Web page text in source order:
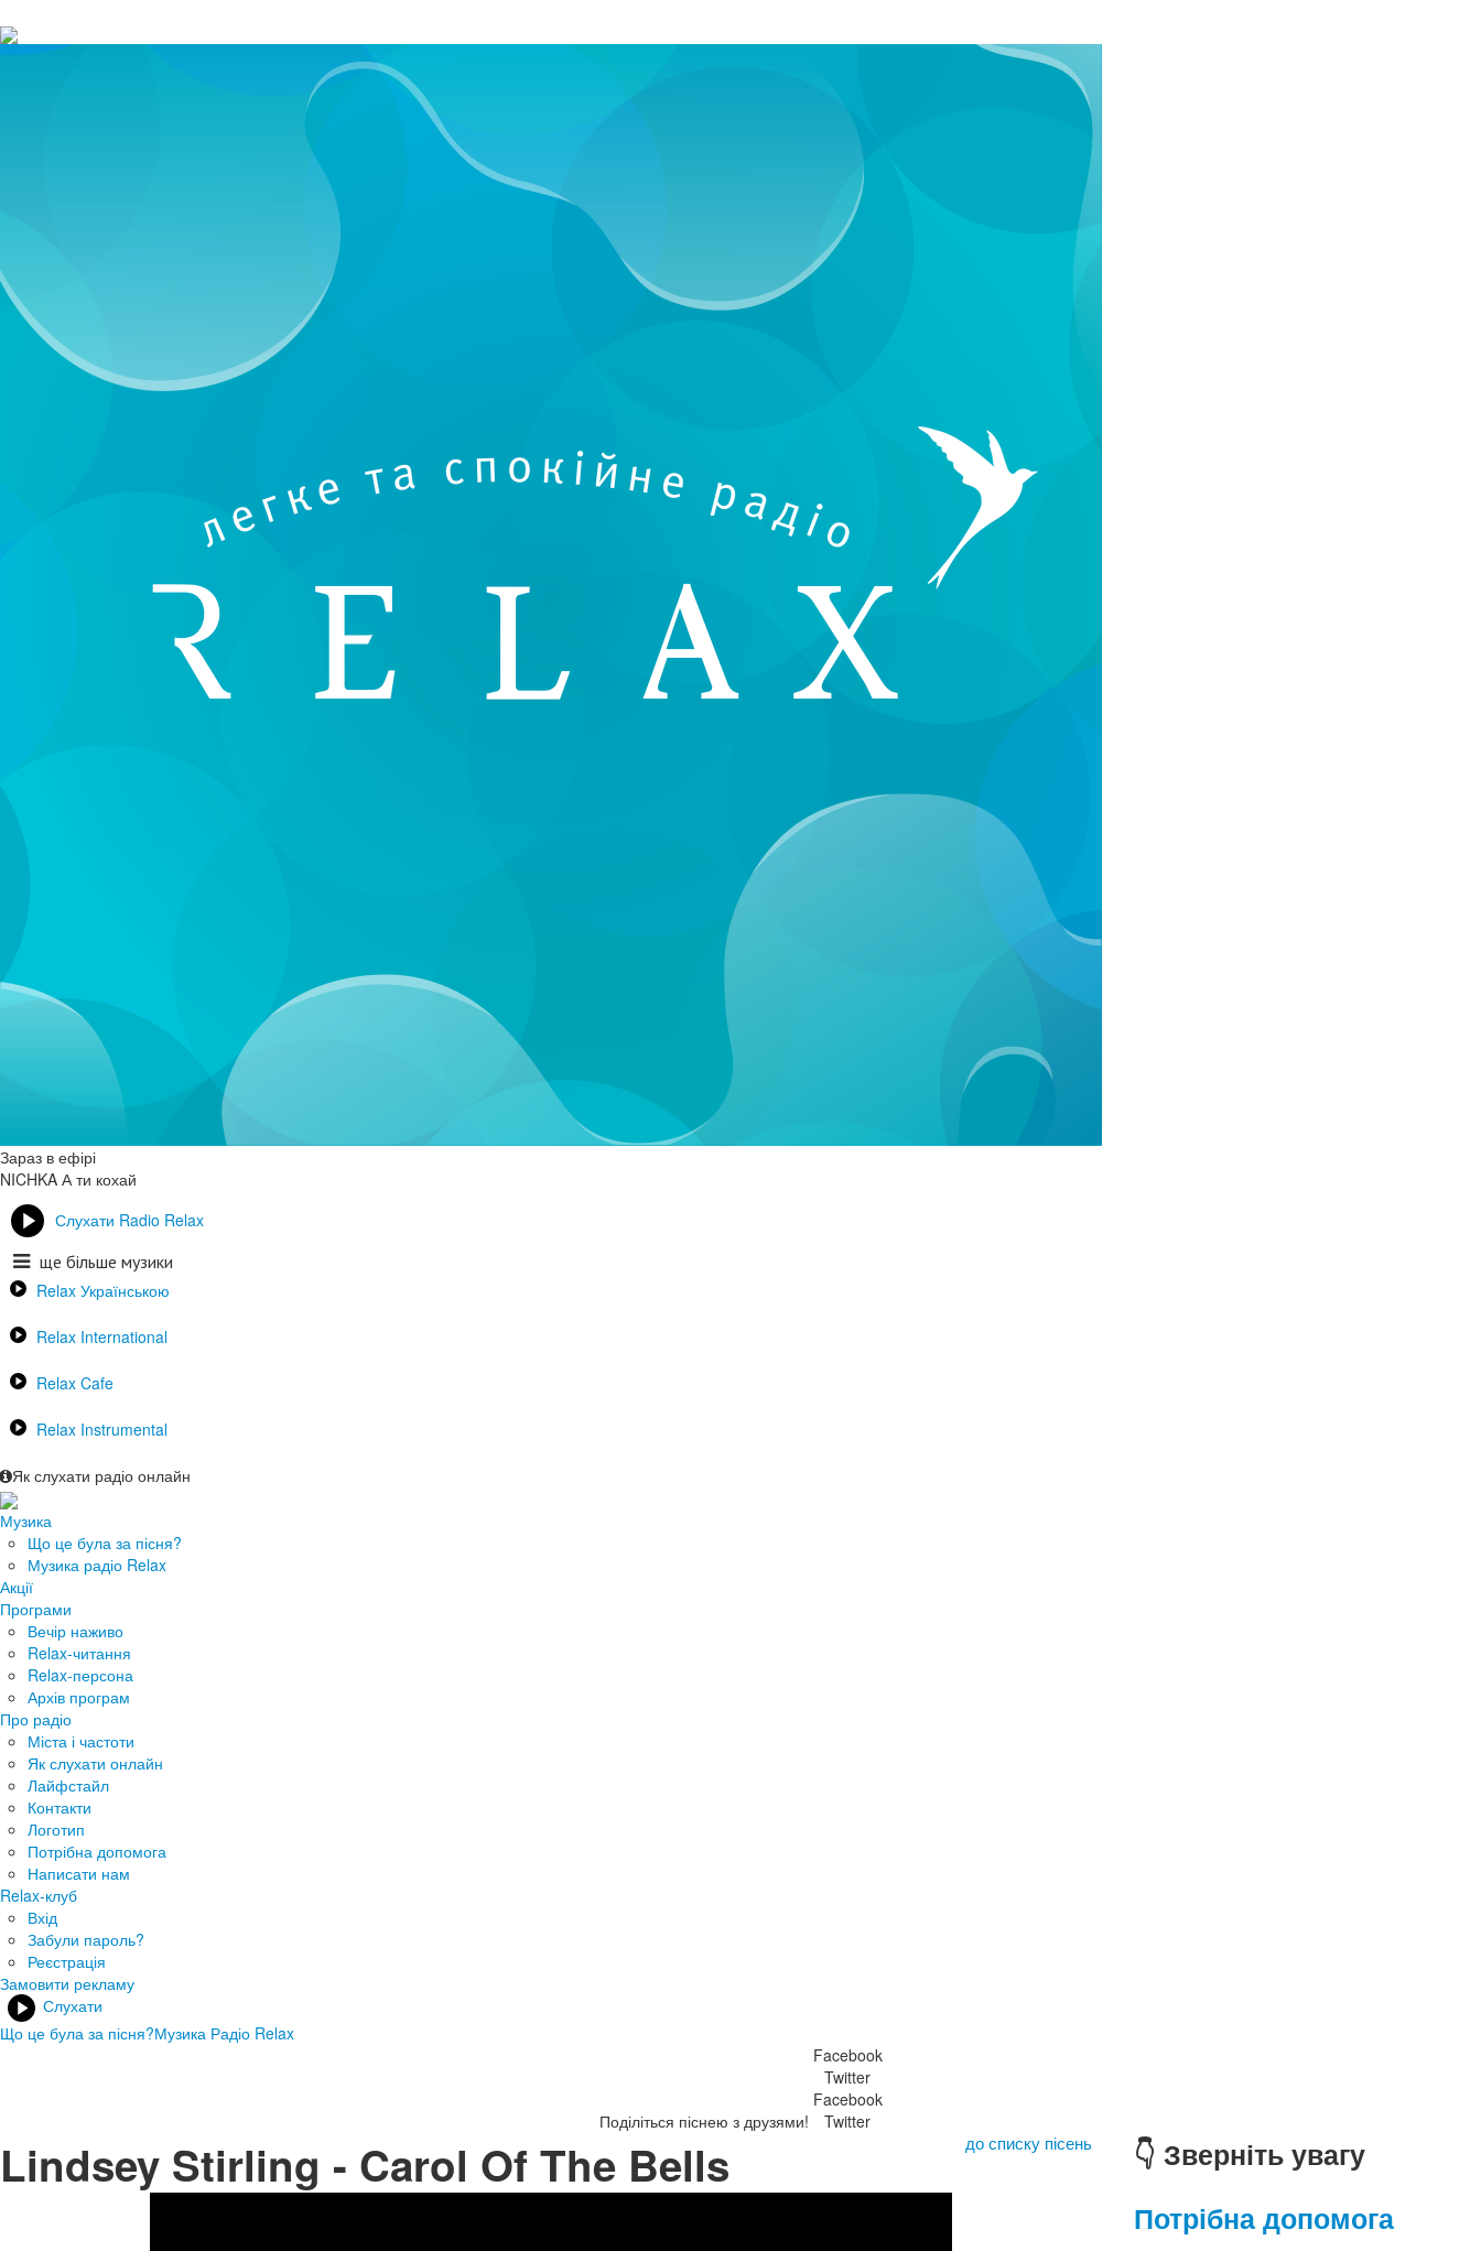
Зараз в ефірі
NICHKA А ти кохай
Слухати Radio Relax
ще більше музики
Relax Українською
Relax International
Relax Cafe
Relax Instrumental
Як слухати радіо онлайн
Музика
Що це була за пісня?
Музика радіо Relax
Акції
Програми
Вечір наживо
Relax-читання
Relax-персона
Архів програм
Про радіо
Міста і частоти
Як слухати онлайн
Лайфстайл
Контакти
Логотип
Потрібна допомога
Написати нам
Relax-клуб
Вхід
Забули пароль?
Реєстрація
Замовити рекламу
Слухати
Що це була за пісня?Музика Радіо Relax
Поділіться піснею з друзями!
Facebook
Twitter
Facebook
Twitter
Lindsey Stirling - Carol Of The Bells до списку пісень
👇 Зверніть увагу
Потрібна допомога